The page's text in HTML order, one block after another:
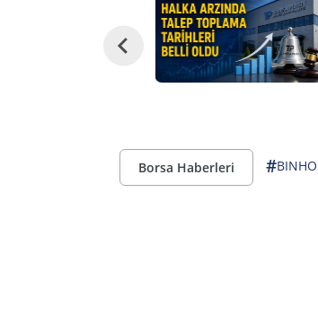
Borsa Haberleri #BINHO